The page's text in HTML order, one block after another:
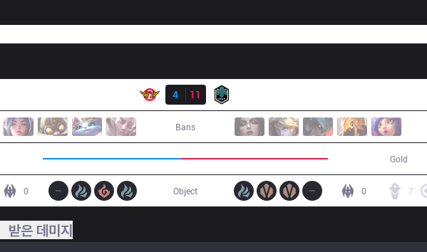
4
11
Bans
Gold
0 7
0
Object
받은 데미지